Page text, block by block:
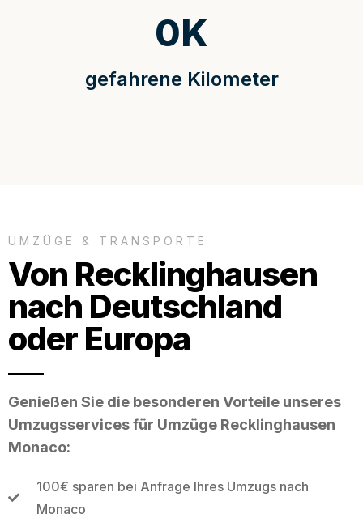
gefahrene Kilometer
0K
UMZÜGE & TRANSPORTE
Von Recklinghausen
nach Deutschland
oder Europa
Genießen Sie die besonderen Vorteile unseres
Umzugsservices für Umzüge Recklinghausen
Monaco:
100€ sparen bei Anfrage Ihres Umzugs nach
Monaco